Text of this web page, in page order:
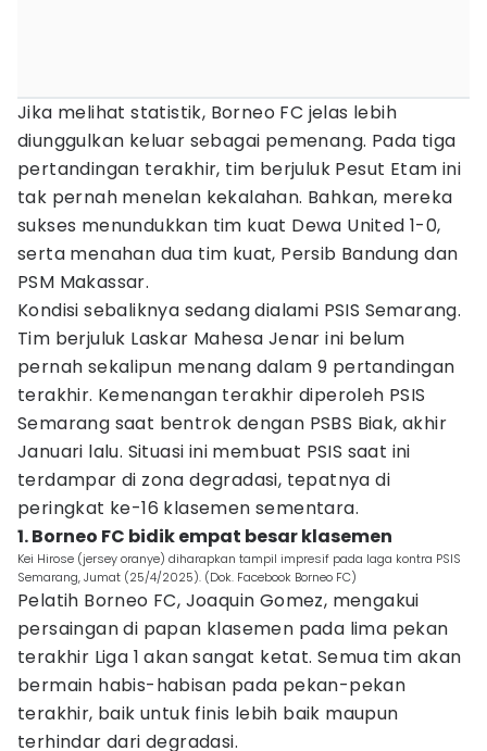
Jika melihat statistik, Borneo FC jelas lebih
diunggulkan keluar sebagai pemenang. Pada tiga
pertandingan terakhir, tim berjuluk Pesut Etam ini
tak pernah menelan kekalahan. Bahkan, mereka
sukses menundukkan tim kuat Dewa United 1-0,
serta menahan dua tim kuat, Persib Bandung dan
PSM Makassar.
Kondisi sebaliknya sedang dialami PSIS Semarang.
Tim berjuluk Laskar Mahesa Jenar ini belum
pernah sekalipun menang dalam 9 pertandingan
terakhir. Kemenangan terakhir diperoleh PSIS
Semarang saat bentrok dengan PSBS Biak, akhir
Januari lalu. Situasi ini membuat PSIS saat ini
terdampar di zona degradasi, tepatnya di
peringkat ke-16 klasemen sementara.
1. Borneo FC bidik empat besar klasemen
Kei Hirose (jersey oranye) diharapkan tampil impresif pada laga kontra PSIS
Semarang, Jumat (25/4/2025). (Dok. Facebook Borneo FC)
Pelatih Borneo FC, Joaquin Gomez, mengakui
persaingan di papan klasemen pada lima pekan
terakhir Liga 1 akan sangat ketat. Semua tim akan
bermain habis-habisan pada pekan-pekan
terakhir, baik untuk finis lebih baik maupun
terhindar dari degradasi.